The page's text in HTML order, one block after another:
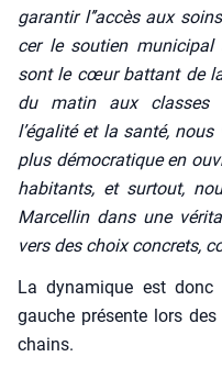
garan­tir l’’accès aux
cer le sou­tien muni­ci­pal
sont le cœur bat­tant de
du matin aux classes
l’égalité et la san­té,
plus démo­cra­tique en
habi­tants, et sur­tout,
Mar­cel­lin dans une
vers des choix concrets,
La dyna­mique est
gauche pré­sente lors
chains.